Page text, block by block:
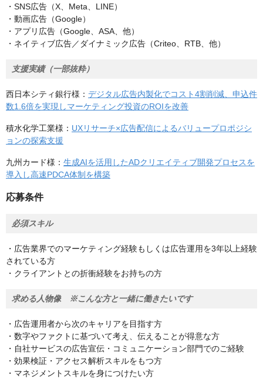
・SNS広告（X、Meta、LINE）
・動画広告（Google）
・アプリ広告（Google、ASA、他）
・ネイティブ広告／ダイナミック広告（Criteo、RTB、他）
支援実績（一部抜粋）
西日本シティ銀行様： デジタル広告内製化でコスト4割削減、申込件
数1.6倍を実現しマーケティング投資のROIを改善
積水化学工業様： UXリサーチ×広告配信によるバリュープロポジシ
ョンの探索支援
九州カード様： 生成AIを活用したADクリエイティブ開発プロセスを
導入し高速PDCA体制を構築
応募条件
必須スキル
・広告業界でのマーケティング経験もしくは広告運用を3年以上経験
されている方
・クライアントとの折衝経験をお持ちの方
求める人物像 ※こんな方と一緒に働きたいです
・広告運用者から次のキャリアを目指す方
・数字やファクトに基づいて考え、伝えることが得意な方
・自社サービスの広告宣伝・コミュニケーション部門でのご経験
・効果検証・アクセス解析スキルをもつ方
・マネジメントスキルを身につけたい方